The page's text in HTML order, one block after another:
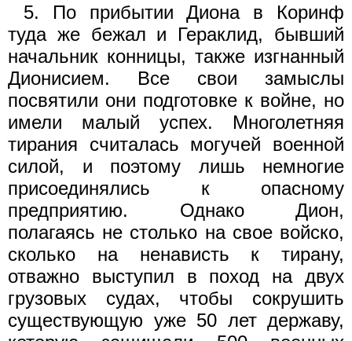
5. По прибытии Диона в Коринф
туда же бежал и Гераклид, бывший
начальник конницы, также изгнанный
Дионисием. Все свои замыслы
посвятили они подготовке к войне, но
имели малый успех. Многолетняя
тирания считалась могучей военной
силой, и поэтому лишь немногие
присоединялись к опасному
предприя­тию. Однако Дион,
полагаясь не столько на свое войско,
сколько на ненависть к тирану,
отважно выступил в поход на двух
грузовых судах, чтобы сокрушить
существующую уже 50 лет державу,